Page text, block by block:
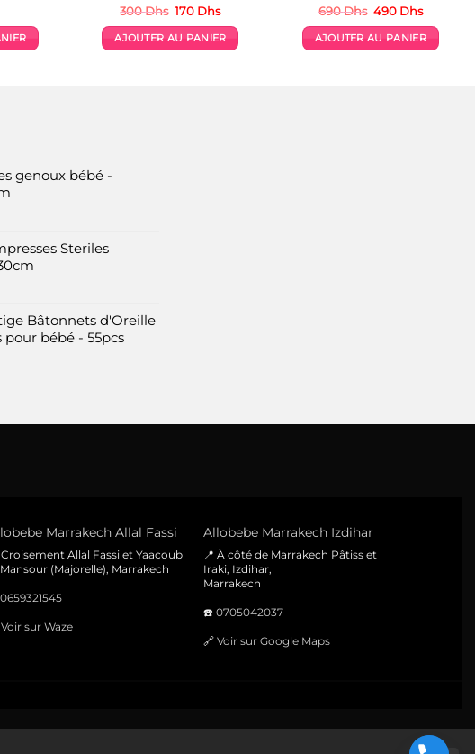
300Dhs Le
initial
était :
170 DhsLe
actuel
est :
AJOUTER AU PANIER
690Dhs Le
initial
était :
490 DhsLe
actuel
est :
AJOUTER AU PANIER
genoux bébé -
Steriles
Bâtonnets d'Oreille
pour bébé - 55pcs
Marrakech Allal Fassi
Croisement Allal Fassi et Yaacoub
(Majorelle), Marrakech
0659321545
Voir sur Waze
Allobebe Marrakech Izdihar
📍 À côté de Marrakech Pâtiss et
Iraki, Izdihar,
Marrakech
☎️ 0705042037
🔗 Voir sur Google Maps